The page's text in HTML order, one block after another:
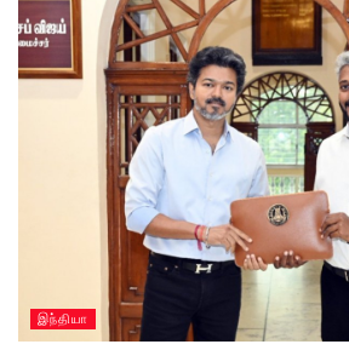
இந்தியா